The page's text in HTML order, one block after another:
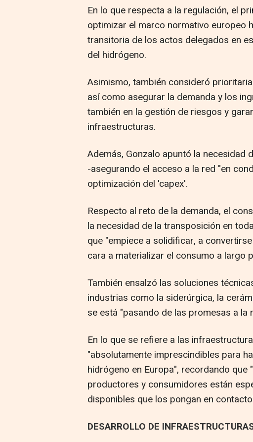
En lo que respecta a la regulación, el
optimizar el marco normativo europeo
transitoria de los actos delegados en
del hidrógeno.
Asimismo, también consideró
así como asegurar la demanda y los
también en la gestión de riesgos y
infraestructuras.
Además, Gonzalo apuntó la necesidad
-asegurando el acceso a la red "en
optimización del 'capex'.
Respecto al reto de la demanda, el
la necesidad de la transposición en
que "empiece a solidificar, a
cara a materializar el consumo a largo
También ensalzó las soluciones
industrias como la siderúrgica, la
se está "pasando de las promesas a la
En lo que se refiere a las
"absolutamente imprescindibles para
hidrógeno en Europa", recordando
productores y consumidores están
disponibles que los pongan en
DESARROLLO DE